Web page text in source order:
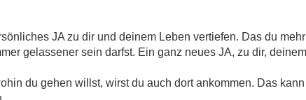
JA zu dir und deinem Leben vertiefen. Das du
gelassener sein darfst. Ein ganz neues JA, zu dir,
du gehen willst, wirst du auch dort ankommen. Das